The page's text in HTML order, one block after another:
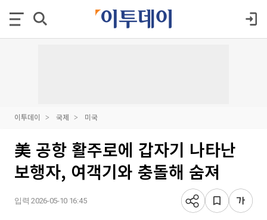
이투데이 국제 미국
美 공항 활주로에 갑자기 나타난
보행자, 여객기와 충돌해 숨져
입력 2026-05-10 16:45